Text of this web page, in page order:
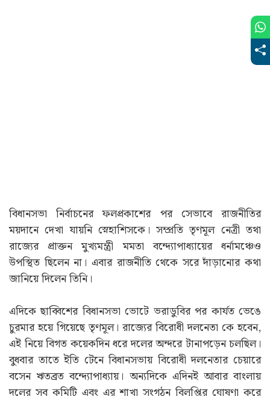
বিধানসভা নির্বাচনের ফলপ্রকাশের পর সেভাবে রাজনীতির
ময়দানে দেখা যায়নি স্নেহাশিসকে। সম্প্রতি তৃণমূল নেত্রী তথা
রাজ্যের প্রাক্তন মুখ্যমন্ত্রী মমতা বন্দ্যোপাধ্যায়ের ধর্নামঞ্চেও
উপস্থিত ছিলেন না। এবার রাজনীতি থেকে সরে দাঁড়ানোর কথা
জানিয়ে দিলেন তিনি।
এদিকে ছাব্বিশের বিধানসভা ভোটে ভরাডুবির পর কার্যত ভেঙে
চুরমার হয়ে গিয়েছে তৃণমূল। রাজ্যের বিরোধী দলনেতা কে হবেন,
এই নিয়ে বিগত কয়েকদিন ধরে দলের অন্দরে টানাপড়েন চলছিল।
বুধবার তাতে ইতি টেনে বিধানসভায় বিরোধী দলনেতার চেয়ারে
বসেন ঋতব্রত বন্দ্যোপাধ্যায়। অন্যদিকে এদিনই আবার বাংলায়
দলের সব কমিটি এবং এর শাখা সংগঠন বিলুপ্তির ঘোষণা করে